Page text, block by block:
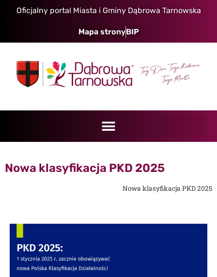
Oficjalny portal Miasta i Gminy Dąbrowa Tarnowska
Mapa stronyBIP
Nowa klasyfikacja PKD 2025
Nowa klasyfikacja PKD 2025